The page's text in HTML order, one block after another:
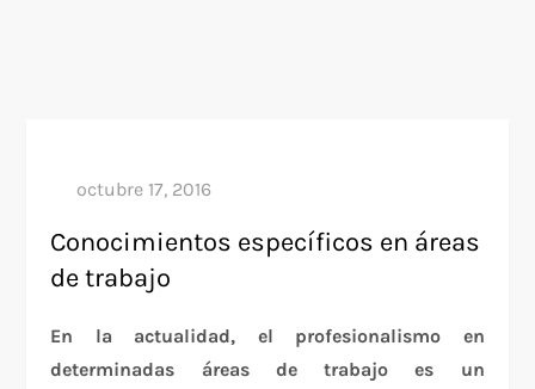
Conocimientos específicos en áreas
de trabajo
En la actualidad, el profesionalismo en
determinadas áreas de trabajo es un